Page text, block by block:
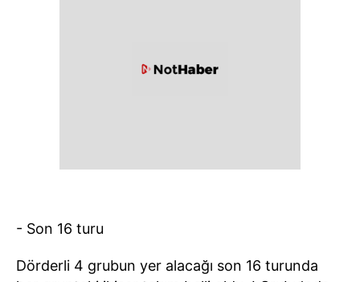
- Son 16 turu
Dörderli 4 grubun yer alacağı son 16 turunda